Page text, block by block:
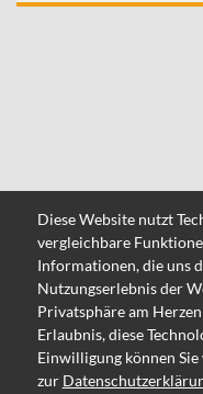
Diese Website nutzt
vergleichbare
Informationen, die uns
Nutzungserlebnis der
Privatsphäre am
Erlaubnis, diese
Einwilligung können
zur
Pause